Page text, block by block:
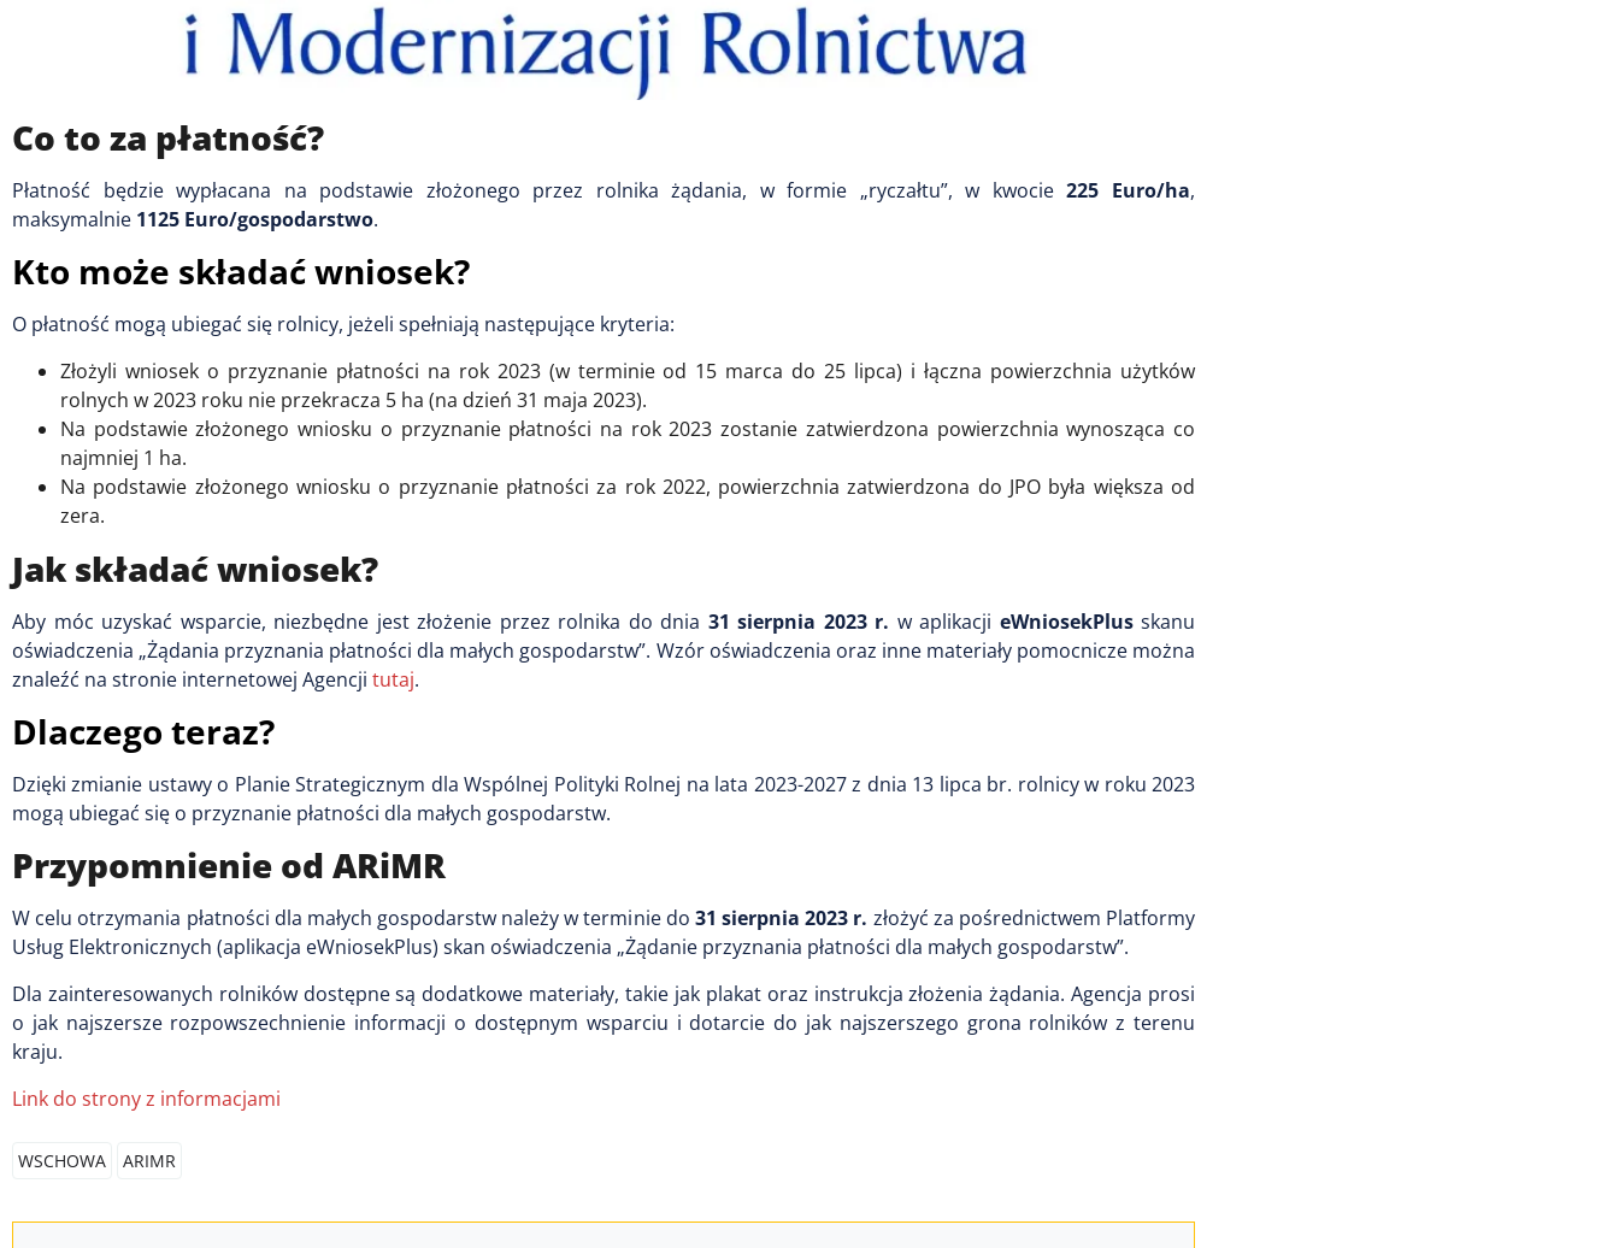
Co to za płatność?
Płatność będzie wypłacana na podstawie złożonego przez rolnika żądania, w formie „ryczałtu”, w kwocie225 Euro/ha,
maksymalnie 1125 Euro/gospodarstwo.
Kto może składać wniosek?
O płatność mogą ubiegać się rolnicy, jeżeli spełniają następujące kryteria:
Złożyli wniosek o przyznanie płatności na rok 2023 (w terminie od 15 marca do 25 lipca) i łączna powierzchnia użytków
rolnych w 2023 roku nie przekracza 5 ha (na dzień 31 maja 2023).
Na podstawie złożonego wniosku o przyznanie płatności na rok 2023 zostanie zatwierdzona powierzchnia wynosząca co
najmniej 1 ha.
Na podstawie złożonego wniosku o przyznanie płatności za rok 2022, powierzchnia zatwierdzona do JPO była większa od
zera.
Jak składać wniosek?
Aby móc uzyskać wsparcie, niezbędne jest złożenie przez rolnika do dnia 31 sierpnia 2023 r. w aplikacji eWniosekPlusskanu
oświadczenia „Żądania przyznania płatności dla małych gospodarstw”. Wzór oświadczenia oraz inne materiały pomocnicze można
znaleźć na stronie internetowej Agencji tutaj.
Dlaczego teraz?
Dzięki zmianie ustawy o Planie Strategicznym dla Wspólnej Polityki Rolnej na lata 2023-2027 z dnia 13 lipca br. rolnicy w roku 2023
mogą ubiegać się o przyznanie płatności dla małych gospodarstw.
Przypomnienie od ARiMR
W celu otrzymania płatności dla małych gospodarstw należy w terminie do 31 sierpnia 2023 r. złożyć za pośrednictwem Platformy
Usług Elektronicznych (aplikacja eWniosekPlus) skan oświadczenia „Żądanie przyznania płatności dla małych gospodarstw”.
Dla zainteresowanych rolników dostępne są dodatkowe materiały, takie jak plakat oraz instrukcja złożenia żądania. Agencja prosi
o jak najszersze rozpowszechnienie informacji o dostępnym wsparciu i dotarcie do jak najszerszego grona rolników z terenu
kraju.
Link do strony z informacjami
WSCHOWA ARIMR